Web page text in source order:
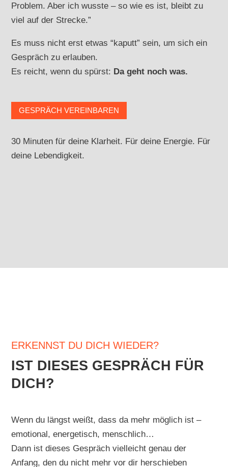
Problem. Aber ich wusste – so wie es ist, bleibt zu
viel auf der Strecke.”
Es muss nicht erst etwas “kaputt” sein, um sich ein
Gespräch zu erlauben.
Es reicht, wenn du spürst: Da geht noch was.
GESPRÄCH VEREINBAREN
30 Minuten für deine Klarheit. Für deine Energie. Für
deine Lebendigkeit.
ERKENNST DU DICH WIEDER?
IST DIESES GESPRÄCH FÜR
DICH?
Wenn du längst weißt, dass da mehr möglich ist –
emotional, energetisch, menschlich…
Dann ist dieses Gespräch vielleicht genau der
Anfang, den du nicht mehr vor dir herschieben